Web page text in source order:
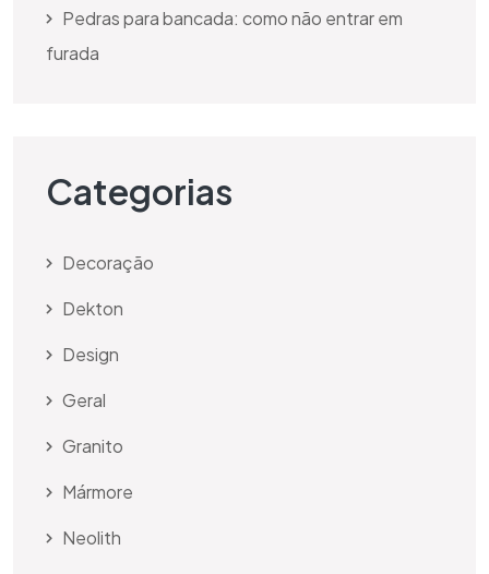
Pedras para bancada: como não entrar em
furada
Categorias
Decoração
Dekton
Design
Geral
Granito
Mármore
Neolith